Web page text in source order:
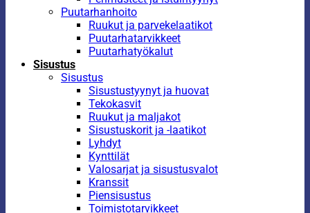
Puutarhanhoito
Ruukut ja parvekelaatikot
Puutarhatarvikkeet
Puutarhatyökalut
Sisustus
Sisustus
Sisustustyynyt ja huovat
Tekokasvit
Ruukut ja maljakot
Sisustuskorit ja -laatikot
Lyhdyt
Kynttilät
Valosarjat ja sisustusvalot
Kranssit
Piensisustus
Toimistotarvikkeet